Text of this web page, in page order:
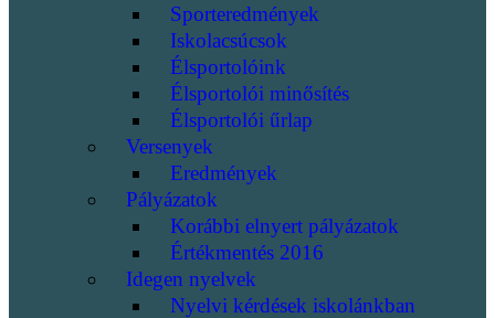
Sporteredmények
Iskolacsúcsok
Élsportolóink
Élsportolói minősítés
Élsportolói űrlap
Versenyek
Eredmények
Pályázatok
Korábbi elnyert pályázatok
Értékmentés 2016
Idegen nyelvek
Nyelvi kérdések iskolánkban